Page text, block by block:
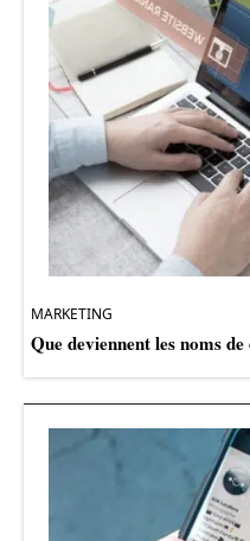
MARKETING
Que deviennent les noms